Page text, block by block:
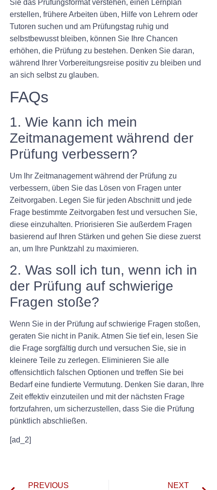
Sie das Prüfungsformat verstehen, einen Lernplan
erstellen, frühere Arbeiten üben, Hilfe von Lehrern oder
Tutoren suchen und am Prüfungstag ruhig und
selbstbewusst bleiben, können Sie Ihre Chancen
erhöhen, die Prüfung zu bestehen. Denken Sie daran,
während Ihrer Vorbereitungsreise positiv zu bleiben und
an sich selbst zu glauben.
FAQs
1. Wie kann ich mein
Zeitmanagement während der
Prüfung verbessern?
Um Ihr Zeitmanagement während der Prüfung zu
verbessern, üben Sie das Lösen von Fragen unter
Zeitvorgaben. Legen Sie für jeden Abschnitt und jede
Frage bestimmte Zeitvorgaben fest und versuchen Sie,
diese einzuhalten. Priorisieren Sie außerdem Fragen
basierend auf Ihren Stärken und gehen Sie diese zuerst
an, um Ihre Punktzahl zu maximieren.
2. Was soll ich tun, wenn ich in
der Prüfung auf schwierige
Fragen stoße?
Wenn Sie in der Prüfung auf schwierige Fragen stoßen,
geraten Sie nicht in Panik. Atmen Sie tief ein, lesen Sie
die Frage sorgfältig durch und versuchen Sie, sie in
kleinere Teile zu zerlegen. Eliminieren Sie alle
offensichtlich falschen Optionen und treffen Sie bei
Bedarf eine fundierte Vermutung. Denken Sie daran, Ihre
Zeit effektiv einzuteilen und mit der nächsten Frage
fortzufahren, um sicherzustellen, dass Sie die Prüfung
pünktlich abschließen.
[ad_2]
PREVIOUS NEXT